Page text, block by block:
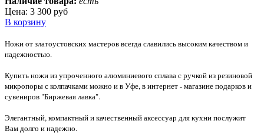
Цена: 3 300 руб
В корзину
Ножи от златоустовских мастеров всегда славились высоким качеством и
надежностью.
Купить ножи из упроченного алюминиевого сплава с ручкой из резиновой
микропоры с колпачками можно и в Уфе, в интернет - магазине подарков и
сувениров "Биржевая лавка".
Элегантный, компактный и качественный аксессуар для кухни послужит
Вам долго и надежно.